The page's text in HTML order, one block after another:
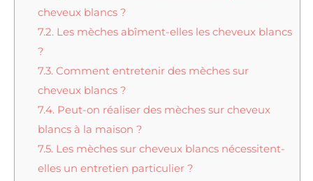
cheveux blancs ?
7.2. Les mèches abîment-elles les cheveux blancs
?
7.3. Comment entretenir des mèches sur
cheveux blancs ?
7.4. Peut-on réaliser des mèches sur cheveux
blancs à la maison ?
7.5. Les mèches sur cheveux blancs nécessitent-
elles un entretien particulier ?